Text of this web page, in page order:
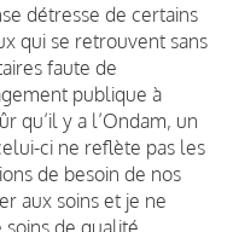
détresse de certains
qui se retrouvent sans
faute de
publique à
qu’il y a l’Ondam, un
ci ne reflète pas les
de besoin de nos
aux soins et je ne
de qualité.